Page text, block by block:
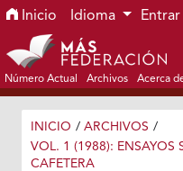
Ir al menú de navegación
Ir al contenido principal
Ir al pie de página del sitio
Inicio Idioma Entrar
Número Actual Archivos Acerca
INICIO / ARCHIVOS /
VOL. 1 (1988): ENSAYOS
CAFETERA